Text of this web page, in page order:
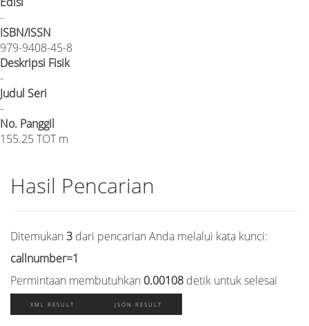
-
ISBN/ISSN
979-9408-45-8
Deskripsi Fisik
-
Judul Seri
-
No. Panggil
155.25 TOT m
Hasil Pencarian
Ditemukan 3 dari pencarian Anda melalui kata kunci:
callnumber=1
Permintaan membutuhkan 0.00108 detik untuk selesai
XML RESULT JSON RESULT